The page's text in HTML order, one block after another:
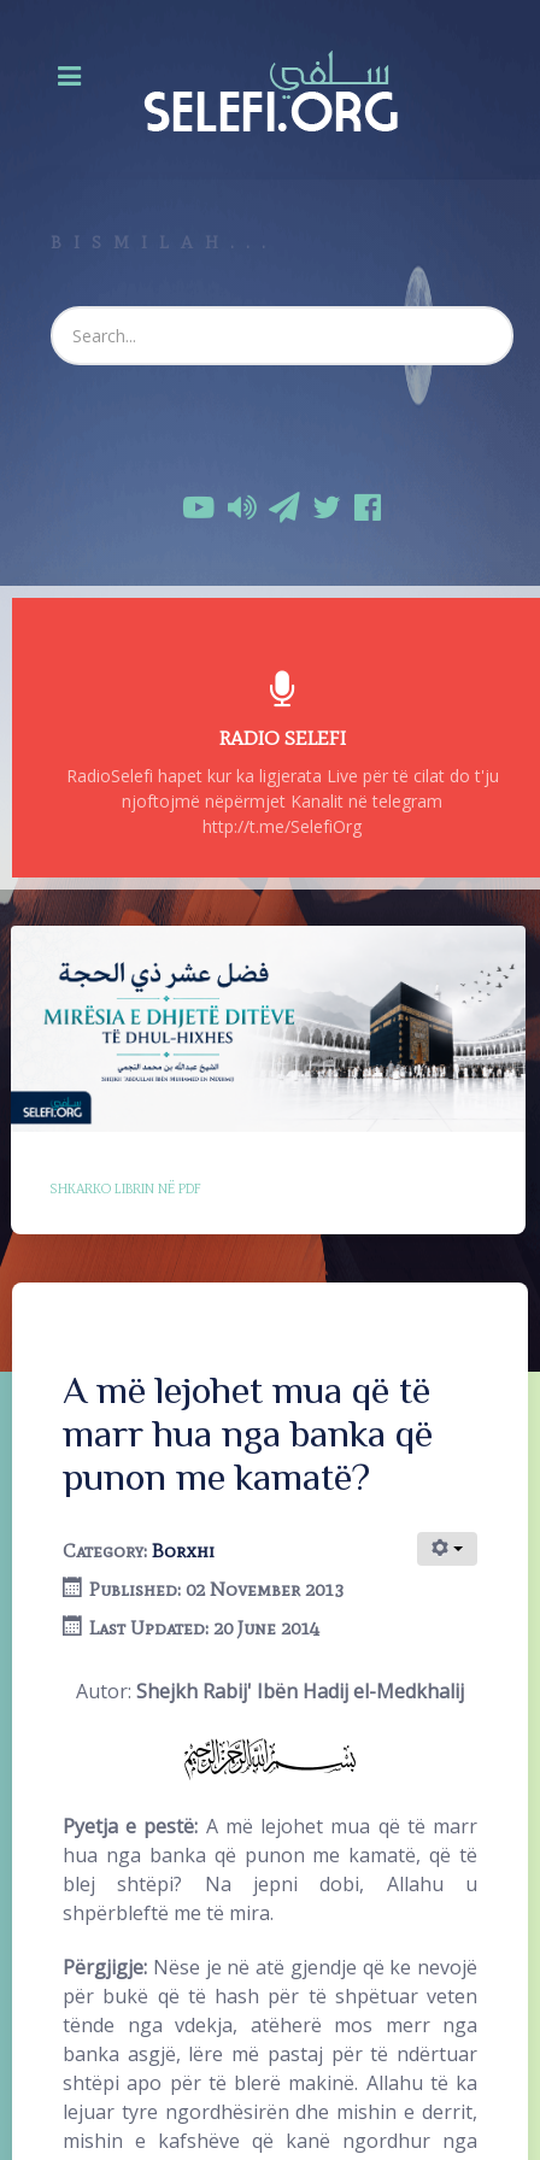
BISMILAH...
RADIO SELEFI
RadioSelefi hapet kur ka ligjerata Live për të cilat do t'ju
njoftojmë nëpërmjet Kanalit në telegram
http://t.me/SelefiOrg
SHKARKO LIBRIN NË PDF
A më lejohet mua që të
marr hua nga banka që
punon me kamatë?
Category: Borxhi
Published: 02 November 2013
Last Updated: 20 June 2014
Autor: Shejkh Rabij' Ibën Hadij el-Medkhalij
Pyetja e pestë: A më lejohet mua që të marr
hua nga banka që punon me kamatë, që të
blej shtëpi? Na jepni dobi, Allahu u
shpërbleftë me të mira.
Përgjigje: Nëse je në atë gjendje që ke nevojë
për bukë që të hash për të shpëtuar veten
tënde nga vdekja, atëherë mos merr nga
banka asgjë, lëre më pastaj për të ndërtuar
shtëpi apo për të blerë makinë. Allahu të ka
lejuar tyre ngordhësirën dhe mishin e derrit,
mishin e kafshëve që kanë ngordhur nga